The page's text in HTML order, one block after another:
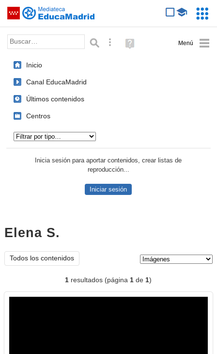
Saltar navegación
Palabra o frase: Búsqueda avanzada
Ayuda
(en
Inicio
Canal EducaMadrid
Últimos contenidos
Centros
Inicia sesión para aportar contenidos, crear listas de
reproducción...
Iniciar sesión
Elena S.
Todos los contenidos
1 resultados (página1 de1)